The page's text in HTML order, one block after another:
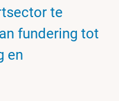
te
fundering tot
en